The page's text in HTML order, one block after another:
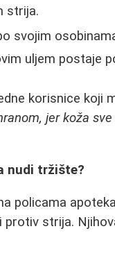
strija.
svojim
uljem postaje
korisnice koji
jer koža sve
nudi tržište?
policama
protiv strija.